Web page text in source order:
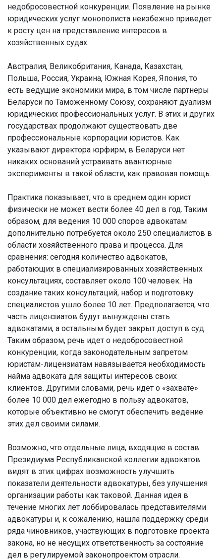
недобросовестной конкуренции. Появление на рынке
юридических услуг монополиста неизбежно приведет
к росту цен на представление интересов в
хозяйственных судах.
Австралия, Великобритания, Канада, Казахстан,
Польша, Россия, Украина, Южная Корея, Япония, то
есть ведущие экономики мира, в том числе партнеры
Беларуси по Таможенному Союзу, сохраняют дуализм
юридических профессиональных услуг. В этих и других
государствах продолжают существовать две
профессиональные корпорации юристов. Как
указывают директора юрфирм, в Беларуси нет
никаких оснований устраивать авантюрные
эксперименты в такой области, как правовая помощь.
Практика показывает, что в среднем один юрист
физически не может вести более 40 дел в год. Таким
образом, для ведения 10 000 споров адвокатам
дополнительно потребуется около 250 специалистов в
области хозяйственного права и процесса. Для
сравнения: сегодня количество адвокатов,
работающих в специализированных хозяйственных
консультациях, составляет около 100 человек. На
создание таких консультаций, набор и подготовку
специалистов ушло более 10 лет. Предполагается, что
часть лицензиатов будут вынуждены стать
адвокатами, а остальным будет закрыт доступ в суд.
Таким образом, речь идет о недобросовестной
конкуренции, когда законодательным запретом
юристам-лицензиатам навязывается необходимость
найма адвоката для защиты интересов своих
клиентов. Другими словами, речь идет о «захвате»
более 10 000 дел ежегодно в пользу адвокатов,
которые объективно не смогут обеспечить ведение
этих дел своими силами.
Возможно, что отдельные лица, входящие в состав
Президиума Республиканской коллегии адвокатов
видят в этих цифрах возможность улучшить
показатели деятельности адвокатуры, без улучшения
организации работы как таковой. Данная идея в
течение многих лет лоббировалась представителями
адвокатуры и, к сожалению, нашла поддержку среди
ряда чиновников, участвующих в подготовке проекта
закона, но не несущих ответственность за состояние
дел в регулируемой законопроектом отрасли.